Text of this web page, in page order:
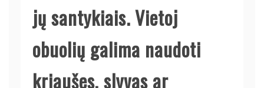
jų santykiais. Vietoj
obuolių galima naudoti
kriaušes, slyvas ar